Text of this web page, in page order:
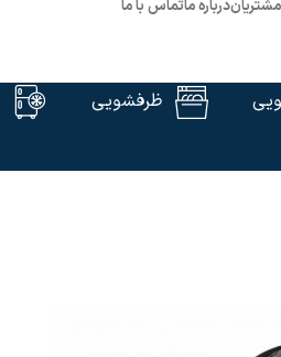
درباره ماتماس با ما
ظرفشویی